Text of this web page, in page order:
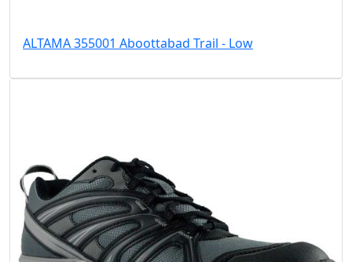
ALTAMA 355001 Aboottabad Trail - Low